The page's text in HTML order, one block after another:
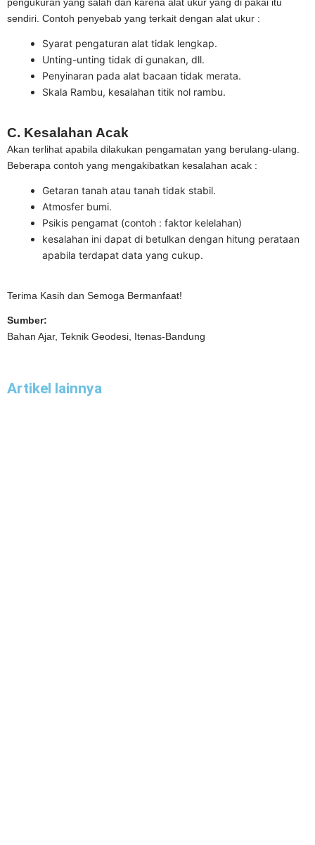
sendiri. Contoh penyebab yang terkait dengan alat ukur :
Syarat pengaturan alat tidak lengkap.
Unting-unting tidak di gunakan, dll.
Penyinaran pada alat bacaan tidak merata.
Skala Rambu, kesalahan titik nol rambu.
C. Kesalahan Acak
Akan terlihat apabila dilakukan pengamatan yang berulang-ulang.
Beberapa contoh yang mengakibatkan kesalahan acak :
Getaran tanah atau tanah tidak stabil.
Atmosfer bumi.
Psikis pengamat (contoh : faktor kelelahan)
kesalahan ini dapat di betulkan dengan hitung perataan
apabila terdapat data yang cukup.
Terima Kasih dan Semoga Bermanfaat!
Sumber:
Bahan Ajar, Teknik Geodesi, Itenas-Bandung
Artikel lainnya